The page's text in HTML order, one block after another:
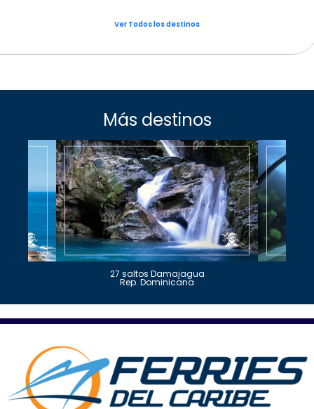
Ver Todos los destinos
Más destinos
27 saltos Damajagua
Rep. Dominicana